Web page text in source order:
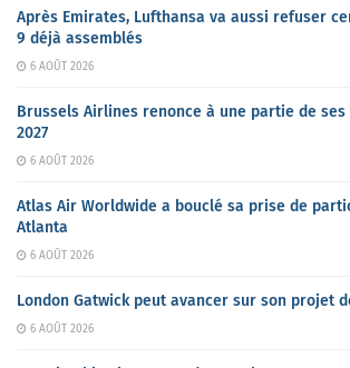
Après Emirates, Lufthansa va aussi refuser
9 déjà assemblés
6 AOÛT 2026
Brussels Airlines renonce à une partie de
2027
6 AOÛT 2026
Atlas Air Worldwide a bouclé sa prise de
Atlanta
6 AOÛT 2026
London Gatwick peut avancer sur son projet
6 AOÛT 2026